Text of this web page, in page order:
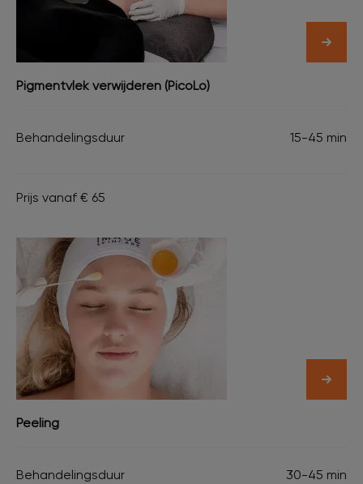
Pigmentvlek verwijderen (PicoLo)
Behandelingsduur 15-45 min
Prijs vanaf € 65
Peeling
Behandelingsduur 30-45 min